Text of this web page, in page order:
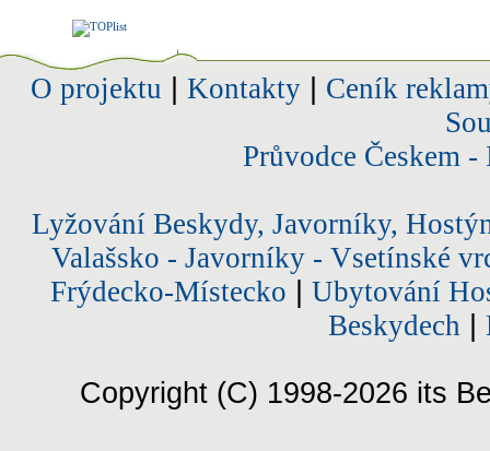
O projektu Kontakty| Ceník
Průvodce Českem
Lyžování Beskydy, Javorníky,
Valašsko - Javorníky - Vsetínské
Frýdecko-Místecko
Ubytování
Beskydech
Copyright (C) 1998-2026 its